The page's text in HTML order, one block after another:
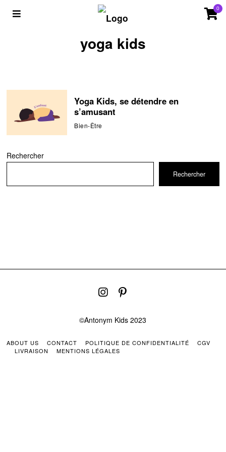
0
yoga kids
Yoga Kids, se détendre en
s’amusant
Bien-Être
Rechercher
Rechercher
©Antonym Kids 2023
ABOUT US CONTACT POLITIQUE DE CONFIDENTIALITÉ
CGV
LIVRAISON
MENTIONS LÉGALES